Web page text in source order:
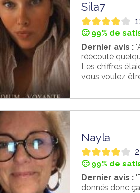
Sila7
🙂 99% de
Dernier avis :
réécouté
Les chiffres
vous voulez
Nayla
🙂 99% de
Dernier avis :
donnés donc